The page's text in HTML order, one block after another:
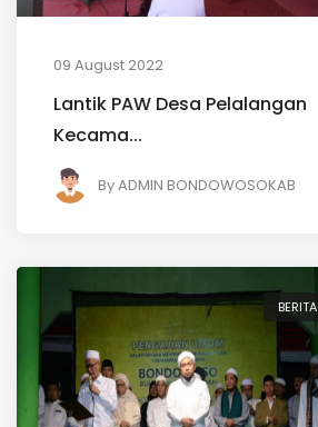
09 August 2022
Lantik PAW Desa Pelalangan
Kecama...
ByADMIN BONDOWOSOKAB
BERITA